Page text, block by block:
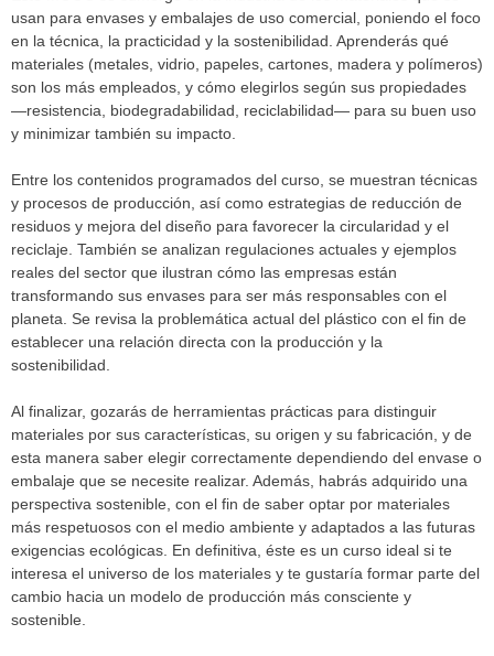
usan para envases y embalajes de uso comercial, poniendo el foco
en la técnica, la practicidad y la sostenibilidad. Aprenderás qué
materiales (metales, vidrio, papeles, cartones, madera y polímeros)
son los más empleados, y cómo elegirlos según sus propiedades
—resistencia, biodegradabilidad, reciclabilidad— para su buen uso
y minimizar también su impacto.
Entre los contenidos programados del curso, se muestran técnicas
y procesos de producción, así como estrategias de reducción de
residuos y mejora del diseño para favorecer la circularidad y el
reciclaje. También se analizan regulaciones actuales y ejemplos
reales del sector que ilustran cómo las empresas están
transformando sus envases para ser más responsables con el
planeta. Se revisa la problemática actual del plástico con el fin de
establecer una relación directa con la producción y la
sostenibilidad.
Al finalizar, gozarás de herramientas prácticas para distinguir
materiales por sus características, su origen y su fabricación, y de
esta manera saber elegir correctamente dependiendo del envase o
embalaje que se necesite realizar. Además, habrás adquirido una
perspectiva sostenible, con el fin de saber optar por materiales
más respetuosos con el medio ambiente y adaptados a las futuras
exigencias ecológicas. En definitiva, éste es un curso ideal si te
interesa el universo de los materiales y te gustaría formar parte del
cambio hacia un modelo de producción más consciente y
sostenible.